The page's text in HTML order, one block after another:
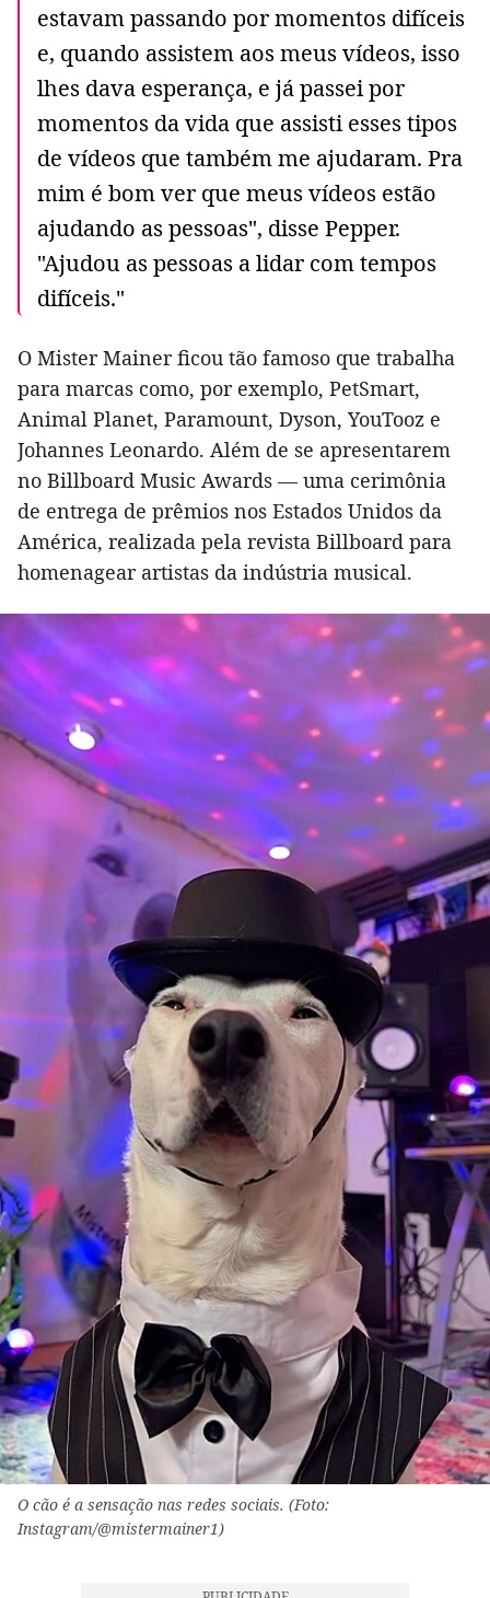
estavam passando por momentos difíceis
e, quando assistem aos meus vídeos, isso
lhes dava esperança, e já passei por
momentos da vida que assisti esses tipos
de vídeos que também me ajudaram. Pra
mim é bom ver que meus vídeos estão
ajudando as pessoas", disse Pepper.
"Ajudou as pessoas a lidar com tempos
difíceis."
O Mister Mainer ficou tão famoso que trabalha
para marcas como, por exemplo, PetSmart,
Animal Planet, Paramount, Dyson, YouTooz e
Johannes Leonardo. Além de se apresentarem
no Billboard Music Awards — uma cerimônia
de entrega de prêmios nos Estados Unidos da
América, realizada pela revista Billboard para
homenagear artistas da indústria musical.
O cão é a sensação nas redes sociais. (Foto:
Instagram/@mistermainer1)